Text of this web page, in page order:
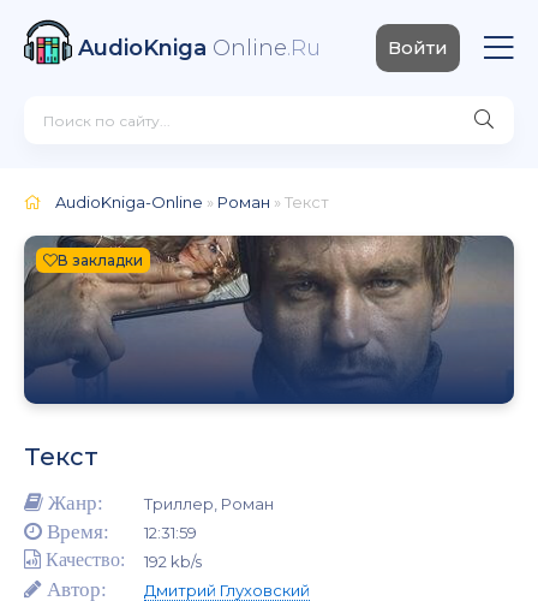
AudioKniga Online.Ru Войти
AudioKniga-Online » Роман » Текст
В закладки
Текст
Жанр: Триллер, Роман
Время: 12:31:59
Качество: 192 kb/s
Автор: Дмитрий Глуховский